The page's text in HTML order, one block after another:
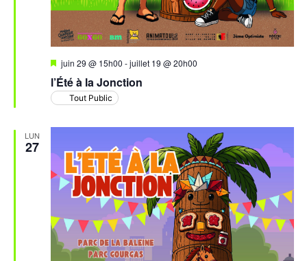
l’Été à la Jonction
Mis
avant
juin 29 @ 15h00 -juillet 19 @ 20h00
Tout Public
LUN
27